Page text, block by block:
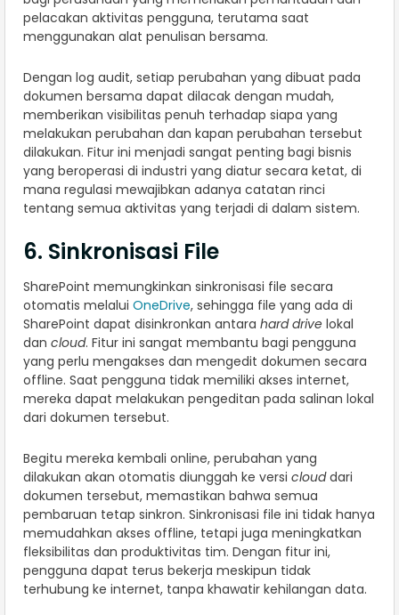
pelacakan aktivitas pengguna, terutama saat
menggunakan alat penulisan bersama.
Dengan log audit, setiap perubahan yang dibuat pada
dokumen bersama dapat dilacak dengan mudah,
memberikan visibilitas penuh terhadap siapa yang
melakukan perubahan dan kapan perubahan tersebut
dilakukan. Fitur ini menjadi sangat penting bagi bisnis
yang beroperasi di industri yang diatur secara ketat, di
mana regulasi mewajibkan adanya catatan rinci
tentang semua aktivitas yang terjadi di dalam sistem.
6. Sinkronisasi File
SharePoint memungkinkan sinkronisasi file secara
otomatis melalui OneDrive, sehingga file yang ada di
SharePoint dapat disinkronkan antara hard drive lokal
dan cloud. Fitur ini sangat membantu bagi pengguna
yang perlu mengakses dan mengedit dokumen secara
offline. Saat pengguna tidak memiliki akses internet,
mereka dapat melakukan pengeditan pada salinan lokal
dari dokumen tersebut.
Begitu mereka kembali online, perubahan yang
dilakukan akan otomatis diunggah ke versi clouddari
dokumen tersebut, memastikan bahwa semua
pembaruan tetap sinkron. Sinkronisasi file ini tidak hanya
memudahkan akses offline, tetapi juga meningkatkan
fleksibilitas dan produktivitas tim. Dengan fitur ini,
pengguna dapat terus bekerja meskipun tidak
terhubung ke internet, tanpa khawatir kehilangan data.